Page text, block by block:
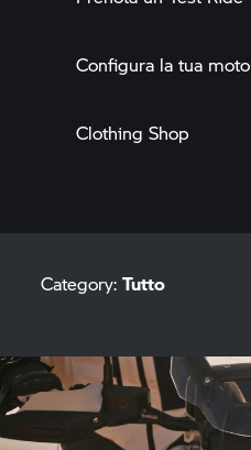
Configura la tua moto
Clothing Shop
Category:Tutto
Adventure
Heritage